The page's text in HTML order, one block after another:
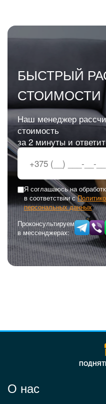
БЫСТРЫЙ
СТОИМОСТИ
Наш менеджер
стоимость
за 2 минуты и
Я соглашаюсь на
в соответствии с
персональных данных
Проконсультируем
в мессенджерах:
О нас